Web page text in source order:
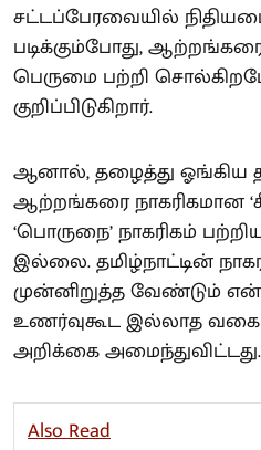
சட்டப்பேரவையில்
படிக்கும்போது,
பெருமை பற்றி
குறிப்பிடுகிறார்.
ஆனால், தழைத்து
ஆற்றங்கரை நாகரிகமான
‘பொருநை’ நாகரிகம்
இல்லை. தமிழ்நாட்டின்
முன்னிறுத்த வேண்டும்
உணர்வுகூட இல்லாத
அறிக்கை
Also Read